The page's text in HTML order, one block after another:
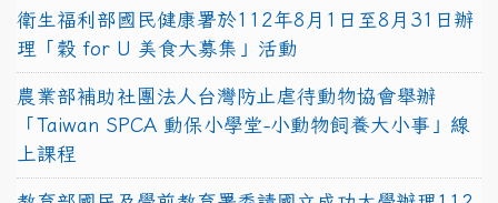
衛生福利部國民健康署於112年8月1日至8月31日辦
理「穀 for U 美食大募集」活動
農業部補助社團法人台灣防止虐待動物協會舉辦
「Taiwan SPCA 動保小學堂-小動物飼養大小事」線
上課程